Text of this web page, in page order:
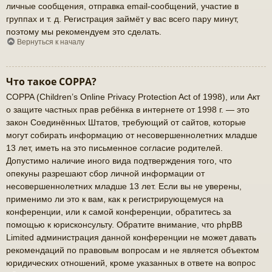
личные сообщения, отправка email-сообщений, участие в
группах и т. д. Регистрация займёт у вас всего пару минут,
поэтому мы рекомендуем это сделать.
Вернуться к началу
Что такое COPPA?
COPPA (Children’s Online Privacy Protection Act of 1998), или Акт
о защите частных прав ребёнка в интернете от 1998 г. — это
закон Соединённых Штатов, требующий от сайтов, которые
могут собирать информацию от несовершеннолетних младше
13 лет, иметь на это письменное согласие родителей.
Допустимо наличие иного вида подтверждения того, что
опекуны разрешают сбор личной информации от
несовершеннолетних младше 13 лет. Если вы не уверены,
применимо ли это к вам, как к регистрирующемуся на
конференции, или к самой конференции, обратитесь за
помощью к юрисконсульту. Обратите внимание, что phpBB
Limited администрация данной конференции не может давать
рекомендаций по правовым вопросам и не является объектом
юридических отношений, кроме указанных в ответе на вопрос